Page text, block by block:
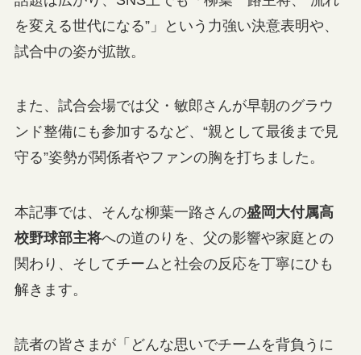
を変える世代になる”」という力強い決意表明や、
試合中の姿が拡散。
また、試合会場では父・敏郎さんが早朝のグラウ
ンド整備にも参加するなど、“親として最後まで見
守る”姿勢が関係者やファンの胸を打ちました。
本記事では、そんな柳葉一路さんの盛岡大付属高
校野球部主将への道のりを、父の影響や家庭との
関わり、そしてチームと社会の反応を丁寧にひも
解きます。
読者の皆さまが「どんな思いでチームを背負うに